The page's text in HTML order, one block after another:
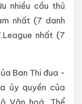
nhiều cầu thủ
nhất (7 danh
nhất (7
Ban Thi đua -
ủy quyền của
Văn hoá, Thể